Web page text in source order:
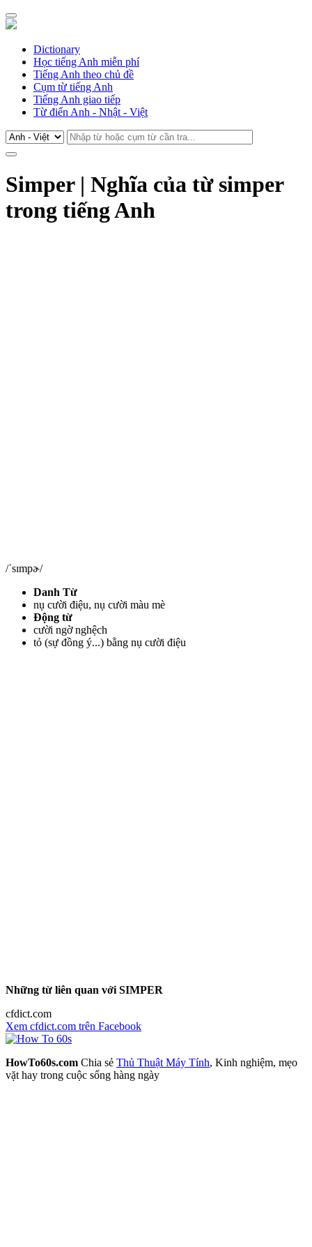
Dictionary
Học tiếng Anh miễn phí
Tiếng Anh theo chủ đề
Cụm từ tiếng Anh
Tiếng Anh giao tiếp
Từ điển Anh - Nhật - Việt
Simper | Nghĩa của từ simper
trong tiếng Anh
/ˈsɪmpɚ/
Danh Từ
nụ cười điệu, nụ cười màu mè
Động từ
cười ngờ nghệch
tỏ (sự đồng ý...) bằng nụ cười điệu
Những từ liên quan với SIMPER
cfdict.com
Xem cfdict.com trên Facebook
HowTo60s.com Chia sẻ Thủ Thuật Máy Tính, Kinh nghiệm, mẹo
vặt hay trong cuộc sống hàng ngày